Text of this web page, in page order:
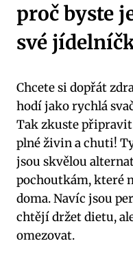
proč byste
své
Chcete si dopřát
hodí jako rychlá
Tak zkuste připravit
plné živin a chuti!
jsou skvělou
pochoutkám, které
doma. Navíc jsou
chtějí držet dietu,
omezovat.